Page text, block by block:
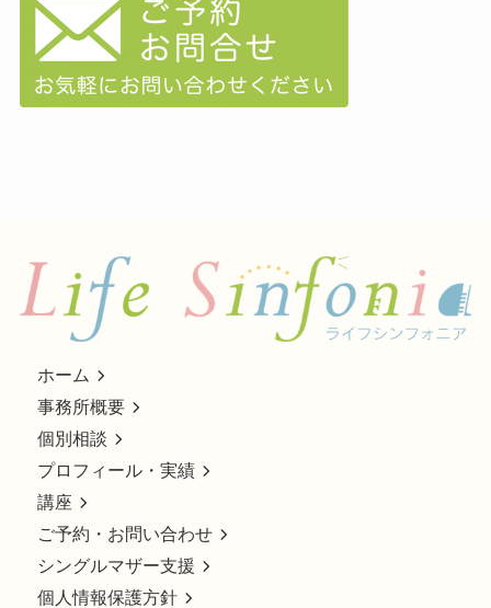
ホーム
事務所概要
個別相談
プロフィール・実績
講座
ご予約・お問い合わせ
シングルマザー支援
個人情報保護方針